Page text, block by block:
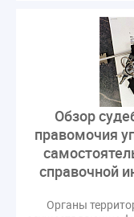
управляющие
ЖК РФ
Стандарты
общее собрание
пени по жку
теплоснабжение
Обзор
правомочия
справочной
Органы